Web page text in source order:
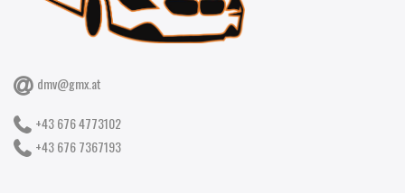
dmv@gmx.at
+43 676 4773102
+43 676 7367193